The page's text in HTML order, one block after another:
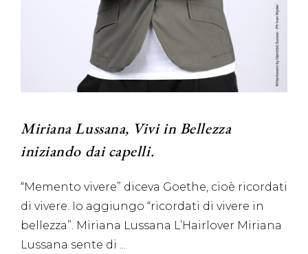
Miriana Lussana, Vivi in Bellezza
iniziando dai capelli.
“Memento vivere” diceva Goethe, cioè ricordati
di vivere. Io aggiungo “ricordati di vivere in
bellezza”. Miriana Lussana L’Hairlover Miriana
Lussana sente di